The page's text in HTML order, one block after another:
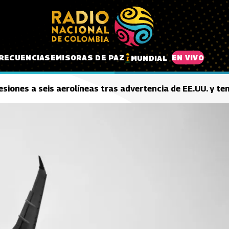
EMISORAS DE PAZ MUNDIAL EN VIVO
a seis aerolíneas tras advertencia de EE.UU. y